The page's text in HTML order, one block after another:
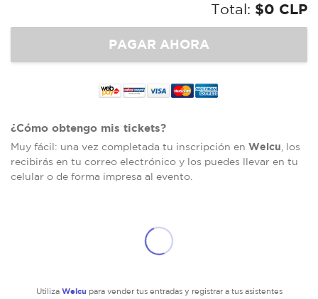
Total: $0 CLP
¿Cómo obtengo mis tickets?
Muy fácil: una vez completada tu inscripción en Welcu , los
recibirás en tu correo electrónico y los puedes llevar en tu
celular o de forma impresa al evento.
Utiliza Welcu para vender tus entradas y registrar a tus asistentes